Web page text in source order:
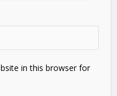
in this browser for